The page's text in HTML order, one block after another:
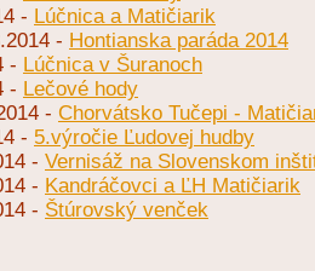
- Lúčnica a Matičiarik
- Hontianska paráda 2014
- Lúčnica v Šuranoch
- Lečové hody
- Chorvátsko Tučepi -
- 5.výročie Ľudovej hudby
- Vernisáž na Slovenskom
- Kandráčovci a ĽH Matičiarik
- Štúrovský venček